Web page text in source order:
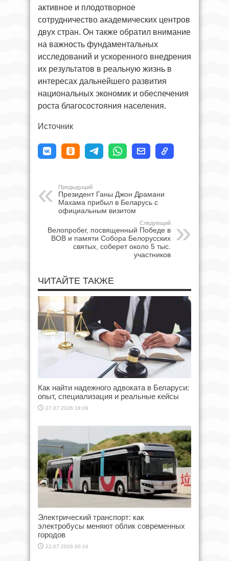
активное и плодотворное
сотрудничество академических центров
двух стран. Он также обратил внимание
на важность фундаментальных
исследований и ускоренного внедрения
их результатов в реальную жизнь в
интересах дальнейшего развития
национальных экономик и обеспечения
роста благосостояния населения.
Источник
Предыдущий
Президент Ганы Джон Драмани
Махама прибыл в Беларусь с
официальным визитом
Следующий
Велопробег, посвященный Победе в
ВОВ и памяти Собора Белорусских
святых, соберет около 5 тыс.
участников
ЧИТАЙТЕ ТАКЖЕ
Как найти надежного адвоката в Беларуси:
опыт, специализация и реальные кейсы
27.07.2026 18:09
Электрический транспорт: как
электробусы меняют облик современных
городов
22.07.2026 00:16